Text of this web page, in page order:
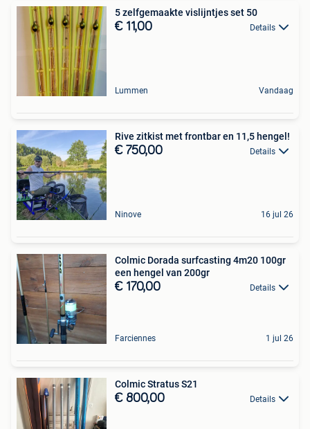
5 zelfgemaakte vislijntjes set 50
€ 11,00 Details
Lummen Vandaag
Rive zitkist met frontbar en 11,5 hengel!
€ 750,00 Details
Ninove 16 jul 26
Colmic Dorada surfcasting 4m20 100gr
een hengel van 200gr
€ 170,00 Details
Farciennes 1 jul 26
Colmic Stratus S21
€ 800,00 Details